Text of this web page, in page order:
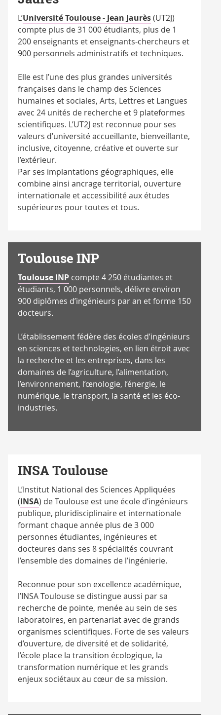
L’Université Toulouse - Jean Jaurès(UT2J)
compte plus de 31 000 étudiants, plus de 1
200 enseignants et enseignants-chercheurs et
900 personnels administratifs et techniques.
Elle est l’une des plus grandes universités
françaises dans le champ des Sciences
humaines et sociales, Arts, Lettres et Langues
avec 24 unités de recherche et 9 plateformes
scientifiques. L’UT2J est reconnue pour ses
valeurs d’université accueillante, bienveillante,
inclusive, citoyenne, créative et ouverte sur
l’extérieur.
Par ses implantations géographiques, elle
combine ainsi ancrage territorial, ouverture
internationale et accessibilité aux études
supérieures pour toutes et tous.
Toulouse INP
Toulouse INP compte 4 250 étudiantes et
étudiants, 1 000 personnels, délivre environ
900 diplômes d’ingénieurs par an et forme 150
docteurs.
L’établissement fédère des écoles d’ingénieurs
en sciences et technologies, en lien étroit avec
la recherche et les entreprises, dans les
domaines de l’agriculture, l’alimentation,
l’environnement, l’œnologie, l’énergie, le
numérique, le transport, la santé et les éco-
industries.
INSA Toulouse
L’Institut National des Sciences Appliquées
(INSA) de Toulouse est une école d’ingénieurs
publique, pluridisciplinaire et internationale
formant chaque année plus de 3 000
personnes étudiantes, ingénieures et
docteures dans ses 8 spécialités couvrant
l’ensemble des domaines de l’ingénierie.
Reconnue pour son excellence académique,
l’INSA Toulouse se distingue aussi par sa
recherche de pointe, menée au sein de ses
laboratoires, en partenariat avec de grands
organismes scientifiques. Forte de ses valeurs
d’ouverture, de diversité et de solidarité,
l’école place la transition écologique, la
transformation numérique et les grands
enjeux sociétaux au cœur de sa mission.